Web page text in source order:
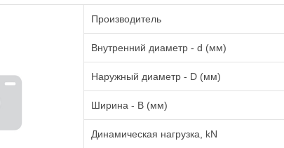
Производитель
Внутренний диаметр - d (мм)
Наружный диаметр - D (мм)
Ширина - B (мм)
Динамическая нагрузка, kN